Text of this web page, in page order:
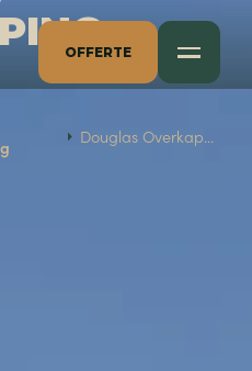
OFFERTE
Douglas Overkapping